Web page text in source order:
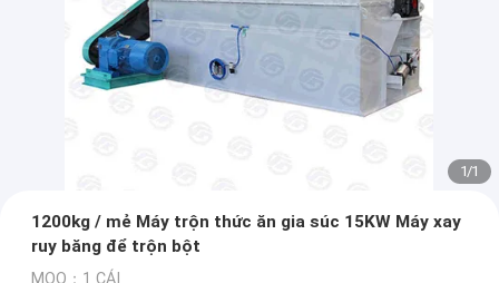
1/1
1200kg / mẻ Máy trộn thức ăn gia súc 15KW Máy xay
ruy băng để trộn bột
MOQ：1 CÁI